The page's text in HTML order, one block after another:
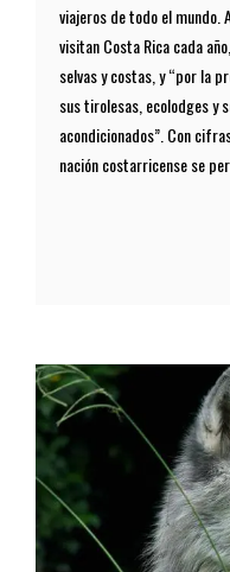
viajeros de todo el
visitan Costa Rica cada
selvas y costas, y “por la
sus tirolesas, ecolodges y
acondicionados”. Con
nación costarricense se